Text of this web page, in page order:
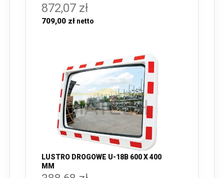
872,07 zł
709,00 zł
LUSTRO DROGOWE U-18B 600 X 400
MM